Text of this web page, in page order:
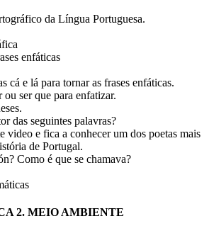
da Língua Portuguesa.
enfáticas
cá e lá para tornar as frases enfáticas.
ser que para enfatizar.
das seguintes palavras?
video e fica a conhecer um dos poetas mais
de Portugal.
Como é que se chamava?
2. MEIO AMBIENTE